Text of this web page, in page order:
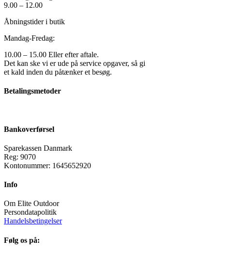
9.00 – 12.00
Åbningstider i butik
Mandag-Fredag:
10.00 – 15.00 Eller efter aftale.
Det kan ske vi er ude på service opgaver, så gi
et kald inden du påtænker et besøg.
Betalingsmetoder
Bankoverførsel
Sparekassen Danmark
Reg: 9070
Kontonummer: 1645652920
Info
Om Elite Outdoor
Persondatapolitik
Handelsbetingelser
Følg os på: